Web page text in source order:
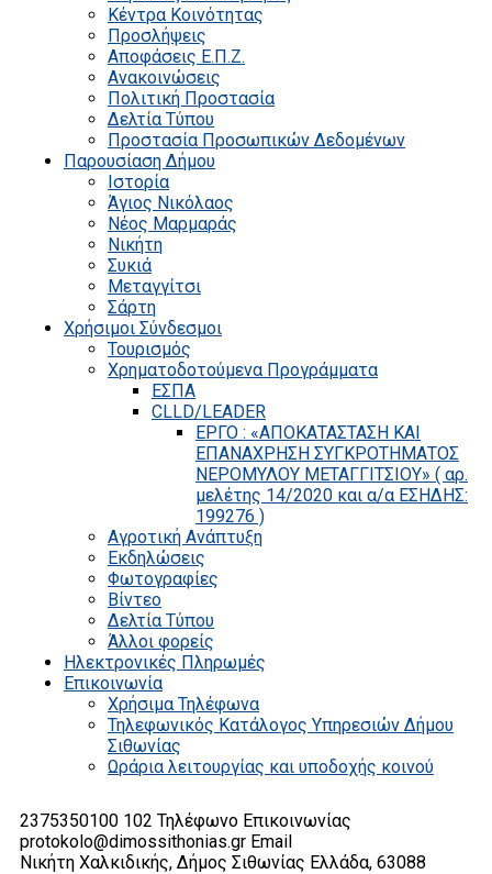
Κέντρα Κοινότητας
Προσλήψεις
Αποφάσεις Ε.Π.Ζ.
Ανακοινώσεις
Πολιτική Προστασία
Δελτία Τύπου
Προστασία Προσωπικών Δεδομένων
Παρουσίαση Δήμου
Ιστορία
Άγιος Νικόλαος
Νέος Μαρμαράς
Νικήτη
Συκιά
Μεταγγίτσι
Σάρτη
Χρήσιμοι Σύνδεσμοι
Τουρισμός
Χρηματοδοτούμενα Προγράμματα
ΕΣΠΑ
CLLD/LEADER
ΕΡΓΟ : «ΑΠΟΚΑΤΑΣΤΑΣΗ ΚΑΙ
ΕΠΑΝΑΧΡΗΣΗ ΣΥΓΚΡΟΤΗΜΑΤΟΣ
ΝΕΡΟΜΥΛΟΥ ΜΕΤΑΓΓΙΤΣΙΟΥ» ( αρ.
μελέτης 14/2020 και α/α ΕΣΗΔΗΣ:
199276 )
Αγροτική Ανάπτυξη
Εκδηλώσεις
Φωτογραφίες
Βίντεο
Δελτία Τύπου
Άλλοι φορείς
Ηλεκτρονικές Πληρωμές
Επικοινωνία
Χρήσιμα Τηλέφωνα
Τηλεφωνικός Κατάλογος Υπηρεσιών Δήμου
Σιθωνίας
Ωράρια λειτουργίας και υποδοχής κοινού
2375350100 102 Τηλέφωνο Επικοινωνίας
protokolo@dimossithonias.gr Email
Νικήτη Χαλκιδικής, Δήμος Σιθωνίας Ελλάδα, 63088